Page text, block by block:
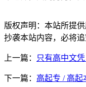
版权声明： 本站所提
抄袭本站内容，必将追
上一篇： 只有高中文
下一篇： 高起专 / 高起